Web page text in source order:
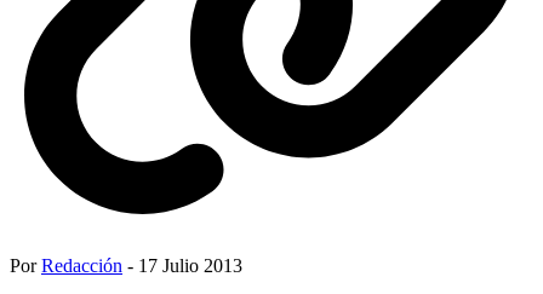
PorRedacción - 17 Julio 2013